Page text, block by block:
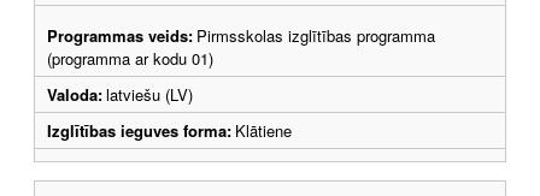
Programmas veids: Pirmsskolas izglītības programma
(programma ar kodu 01)
Valoda:latviešu (LV)
Izglītības ieguves forma: Klātiene